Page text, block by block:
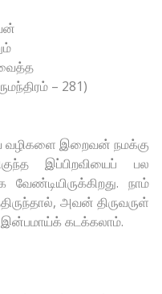
– 281)
வழிகளை இறைவன் நமக்கு
இப்பிறவியைப் பல
நாம்
அவன் திருவருள்
இன்பமாய்க் கடக்கலாம்.